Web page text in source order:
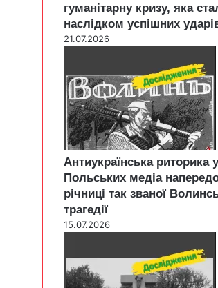
гуманітарну кризу, яка
наслідком успішних
21.07.2026
Антиукраїнська риторика у
Польських медіа
річниці так званої
трагедії
15.07.2026